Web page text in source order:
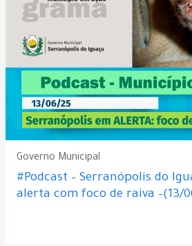
Governo Municipal
#Podcast – Serranópolis do
alerta com foco de raiva –(13/